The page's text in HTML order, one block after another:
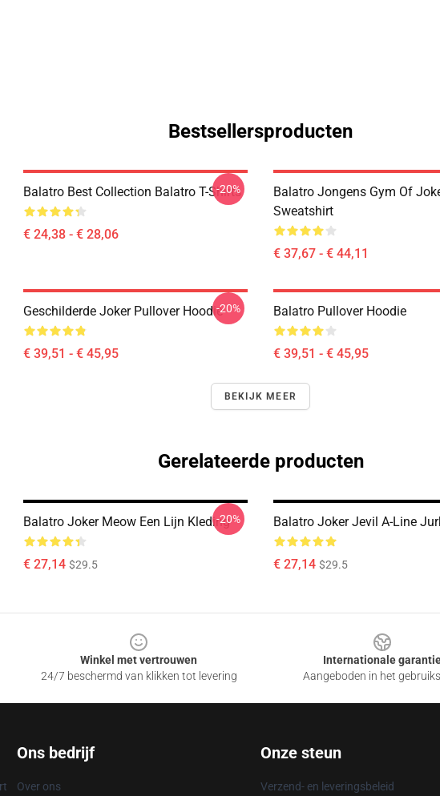
Bestsellersproducten
Balatro Best Collection Balatro T-Shirts
€ 24,38 - € 28,06
-20%
Balatro Jongens Gym Of
Sweatshirt
€ 37,67 - € 44,11
Geschilderde Joker Pullover Hoodie
€ 39,51 - € 45,95
-20% Balatro Pullover Hoodie
€ 39,51 - € 45,95
BEKIJK MEER
Gerelateerde producten
Balatro Joker Meow Een Lijn Kleding
€ 27,14 $29.5
-20% Balatro Joker Jevil A-Line
€ 27,14 $29.5
Winkel met vertrouwen
24/7 beschermd van klikken tot levering
Internationale
Aangeboden in het
Ons bedrijf
Over ons
Onze steun
Verzend- en leveringsbeleid